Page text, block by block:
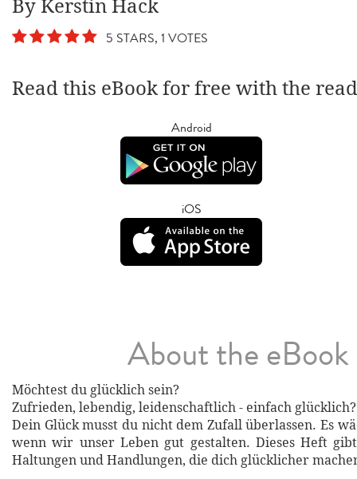
By Kerstin Hack
5 STARS, 1 VOTES
Read this eBook for free with the
Android
iOS
About the eBook
Möchtest du glücklich sein?
Zufrieden, lebendig, leidenschaftlich - einfach glücklich?
Dein Glück musst du nicht dem Zufall überlassen. Es
wenn wir unser Leben gut gestalten. Dieses Heft
Haltungen und Handlungen, die dich glücklicher